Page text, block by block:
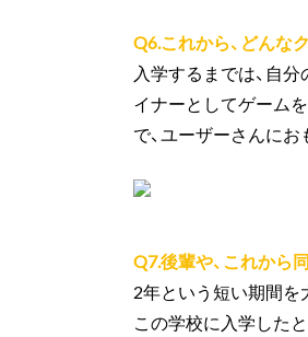
Q6.これから、どんな
入学するまでは、自
イナーとしてゲーム
で、ユーザーさんに
Q7.後輩や、これから
2年という短い期間を
この学校に入学した